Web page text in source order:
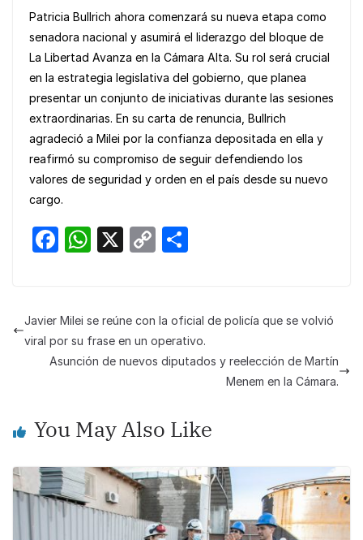
Patricia Bullrich ahora comenzará su nueva etapa como
senadora nacional y asumirá el liderazgo del bloque de
La Libertad Avanza en la Cámara Alta. Su rol será crucial
en la estrategia legislativa del gobierno, que planea
presentar un conjunto de iniciativas durante las sesiones
extraordinarias. En su carta de renuncia, Bullrich
agradeció a Milei por la confianza depositada en ella y
reafirmó su compromiso de seguir defendiendo los
valores de seguridad y orden en el país desde su nuevo
cargo.
F
e
b
o
k
W
s
A
p
X
C
y
Li
n
e
Javier Milei se reúne con la oficial de policía que se volvió
viral por su frase en un operativo.
Asunción de nuevos diputados y reelección de Martín
Menem en la Cámara.
You May Also Like